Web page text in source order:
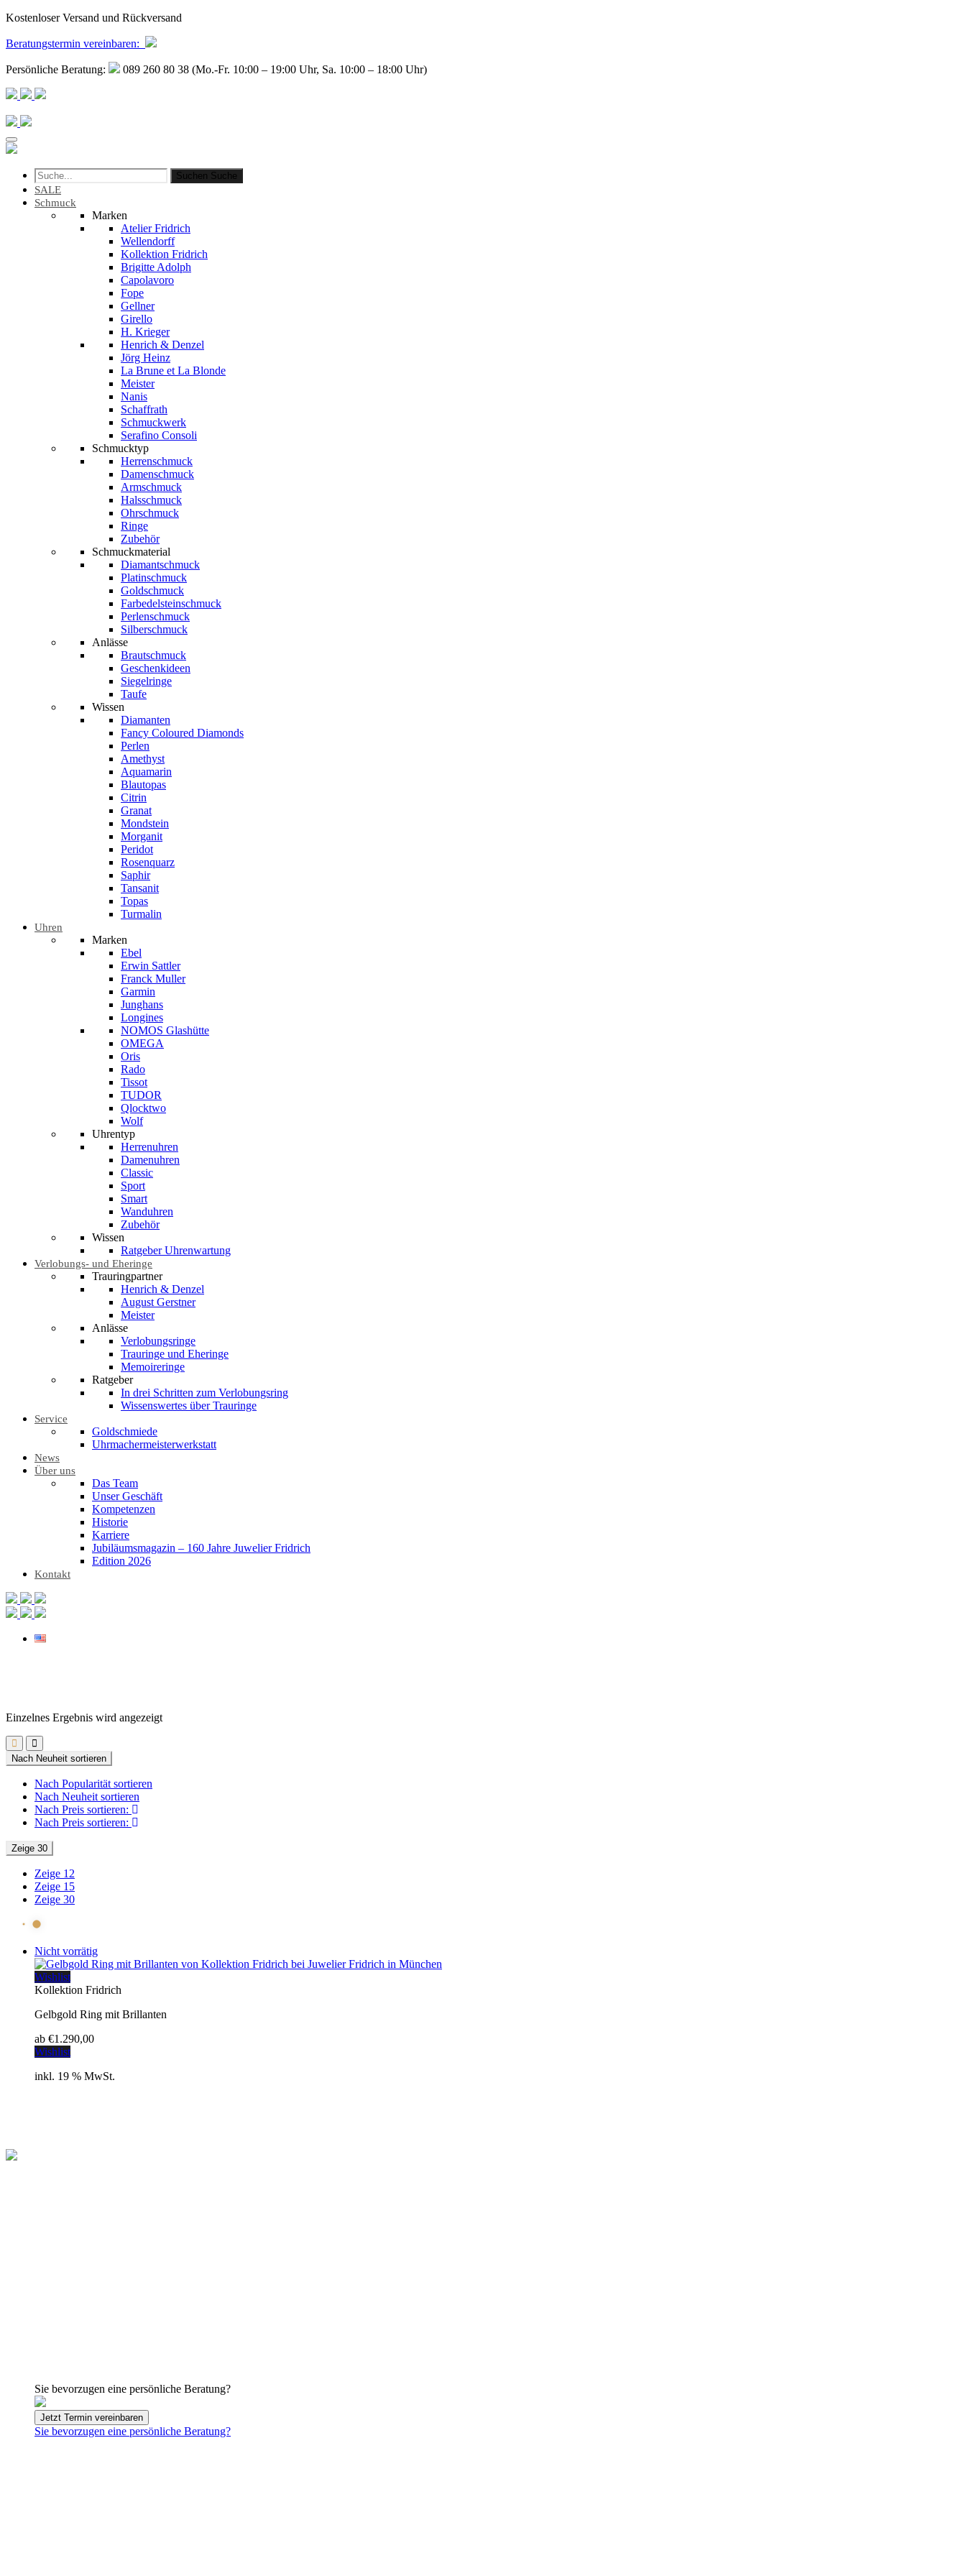
Kostenloser Versand und Rückversand
Beratungstermin vereinbaren:
Persönliche Beratung: 089 260 80 38 (Mo.-Fr. 10:00 – 19:00 Uhr, Sa. 10:00 – 18:00 Uhr)
Suchen Suche
SALE
Schmuck
Marken
Atelier Fridrich
Wellendorff
Kollektion Fridrich
Brigitte Adolph
Capolavoro
Fope
Gellner
Girello
H. Krieger
Henrich & Denzel
Jörg Heinz
La Brune et La Blonde
Meister
Nanis
Schaffrath
Schmuckwerk
Serafino Consoli
Schmucktyp
Herrenschmuck
Damenschmuck
Armschmuck
Halsschmuck
Ohrschmuck
Ringe
Zubehör
Schmuckmaterial
Diamantschmuck
Platinschmuck
Goldschmuck
Farbedelsteinschmuck
Perlenschmuck
Silberschmuck
Anlässe
Brautschmuck
Geschenkideen
Siegelringe
Taufe
Wissen
Diamanten
Fancy Coloured Diamonds
Perlen
Amethyst
Aquamarin
Blautopas
Citrin
Granat
Mondstein
Morganit
Peridot
Rosenquarz
Saphir
Tansanit
Topas
Turmalin
Uhren
Marken
Ebel
Erwin Sattler
Franck Muller
Garmin
Junghans
Longines
NOMOS Glashütte
OMEGA
Oris
Rado
Tissot
TUDOR
Qlocktwo
Wolf
Uhrentyp
Herrenuhren
Damenuhren
Classic
Sport
Smart
Wanduhren
Zubehör
Wissen
Ratgeber Uhrenwartung
Verlobungs- und Eheringe
Trauringpartner
Henrich & Denzel
August Gerstner
Meister
Anlässe
Verlobungsringe
Trauringe und Eheringe
Memoireringe
Ratgeber
In drei Schritten zum Verlobungsring
Wissenswertes über Trauringe
Service
Goldschmiede
Uhrmachermeisterwerkstatt
News
Über uns
Das Team
Unser Geschäft
Kompetenzen
Historie
Karriere
Jubiläumsmagazin – 160 Jahre Juwelier Fridrich
Edition 2026
Kontakt
Einzelnes Ergebnis wird angezeigt
Nach Neuheit sortieren
Nach Popularität sortieren
Nach Neuheit sortieren
Nach Preis sortieren:
Nach Preis sortieren:
Zeige 30
Zeige 12
Zeige 15
Zeige 30
Nicht vorrätig
Wishlist
Kollektion Fridrich
Gelbgold Ring mit Brillanten
ab €1.290,00
Wishlist
inkl. 19 % MwSt.
Sie bevorzugen eine persönliche Beratung?
Jetzt Termin vereinbaren
Sie bevorzugen eine persönliche Beratung?